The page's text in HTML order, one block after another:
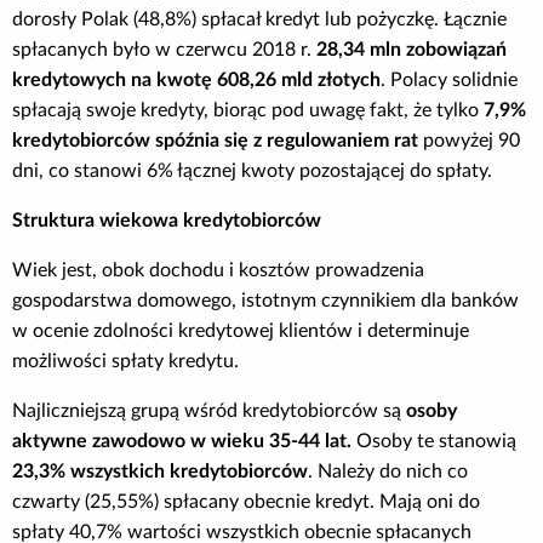
dorosły Polak (48,8%) spłacał kredyt lub pożyczkę. Łącznie
spłacanych było w czerwcu 2018 r. 28,34 mln zobowiązań
kredytowych na kwotę 608,26 mld złotych. Polacy solidnie
spłacają swoje kredyty, biorąc pod uwagę fakt, że tylko 7,9%
kredytobiorców spóźnia się z regulowaniem rat powyżej 90
dni, co stanowi 6% łącznej kwoty pozostającej do spłaty.
Struktura wiekowa kredytobiorców
Wiek jest, obok dochodu i kosztów prowadzenia
gospodarstwa domowego, istotnym czynnikiem dla banków
w ocenie zdolności kredytowej klientów i determinuje
możliwości spłaty kredytu.
Najliczniejszą grupą wśród kredytobiorców są osoby
aktywne zawodowo w wieku 35-44 lat. Osoby te stanowią
23,3% wszystkich kredytobiorców. Należy do nich co
czwarty (25,55%) spłacany obecnie kredyt. Mają oni do
spłaty 40,7% wartości wszystkich obecnie spłacanych